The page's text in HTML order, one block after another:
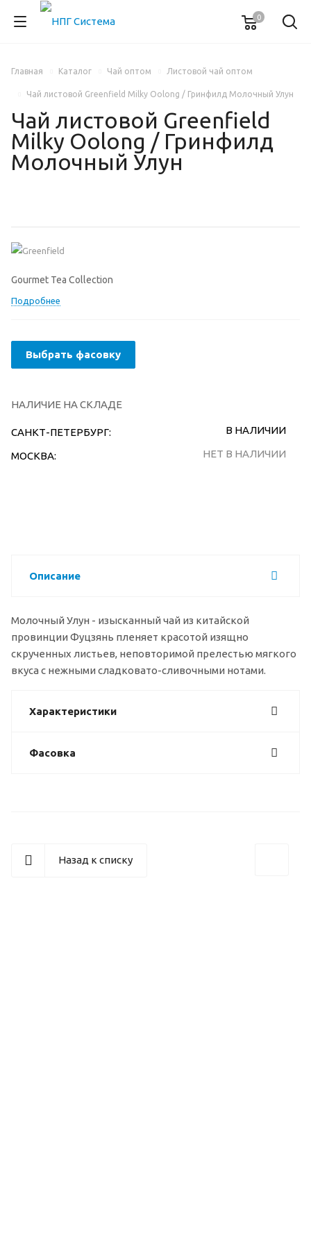
0
Главная Каталог Чай оптом Листовой чай оптом
Чай листовой Greenfield Milky Oolong / Гринфилд Молочный Улун
Чай листовой Greenfield
Milky Oolong / Гринфилд
Молочный Улун
Gourmet Tea Collection
Подробнее
Выбрать фасовку
НАЛИЧИЕ НА СКЛАДЕ
САНКТ-ПЕТЕРБУРГ: В НАЛИЧИИ
МОСКВА: НЕТ В НАЛИЧИИ
Описание
Молочный Улун - изысканный чай из китайской
провинции Фуцзянь пленяет красотой изящно
скрученных листьев, неповторимой прелестью мягкого
вкуса с нежными сладковато-сливочными нотами.
Характеристики
Фасовка
Назад к списку